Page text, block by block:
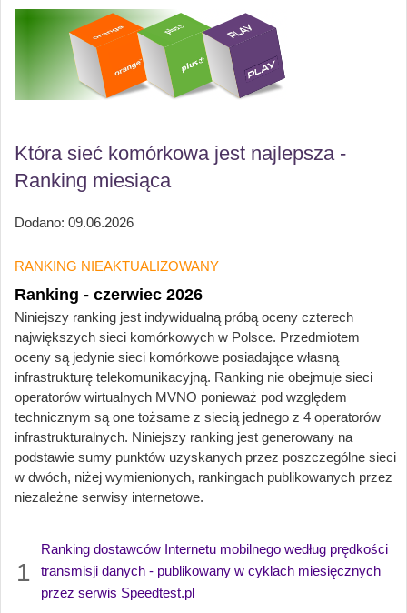
Która sieć komórkowa jest najlepsza -
Ranking miesiąca
Dodano: 09.06.2026
RANKING NIEAKTUALIZOWANY
Ranking - czerwiec 2026
Niniejszy ranking jest indywidualną próbą oceny czterech
największych sieci komórkowych w Polsce. Przedmiotem
oceny są jedynie sieci komórkowe posiadające własną
infrastrukturę telekomunikacyjną. Ranking nie obejmuje sieci
operatorów wirtualnych MVNO ponieważ pod względem
technicznym są one tożsame z siecią jednego z 4 operatorów
infrastrukturalnych. Niniejszy ranking jest generowany na
podstawie sumy punktów uzyskanych przez poszczególne sieci
w dwóch, niżej wymienionych, rankingach publikowanych przez
niezależne serwisy internetowe.
1
Ranking dostawców Internetu mobilnego według prędkości
transmisji danych - publikowany w cyklach miesięcznych
przez serwis Speedtest.pl